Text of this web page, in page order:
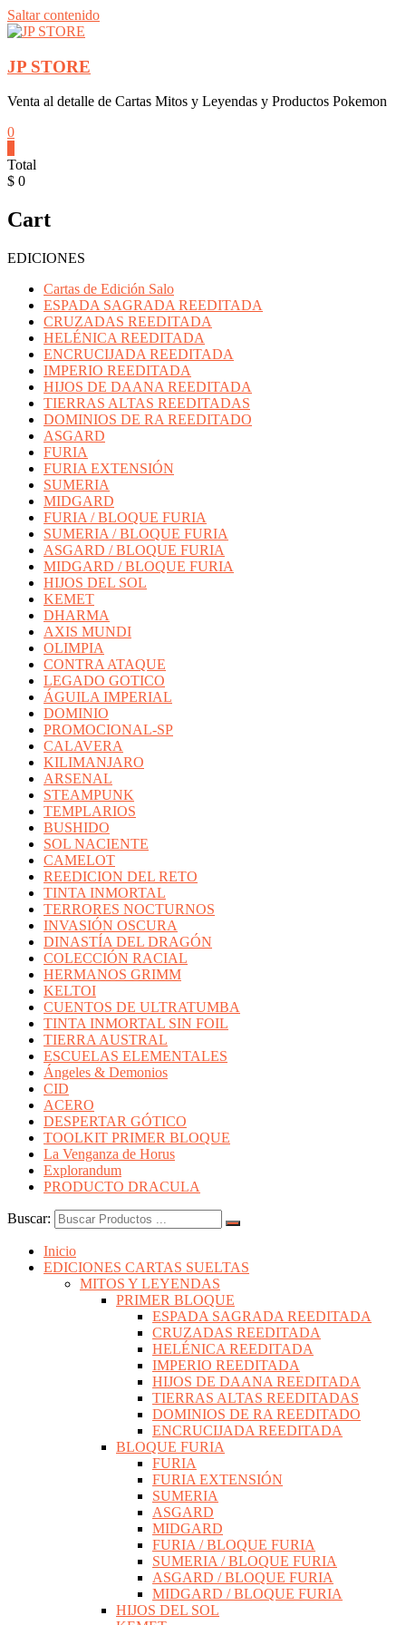
Saltar contenido
JP STORE
Venta al detalle de Cartas Mitos y Leyendas y Productos Pokemon
0
Total
$ 0
Cart
EDICIONES
Cartas de Edición Salo
ESPADA SAGRADA REEDITADA
CRUZADAS REEDITADA
HELÉNICA REEDITADA
ENCRUCIJADA REEDITADA
IMPERIO REEDITADA
HIJOS DE DAANA REEDITADA
TIERRAS ALTAS REEDITADAS
DOMINIOS DE RA REEDITADO
ASGARD
FURIA
FURIA EXTENSIÓN
SUMERIA
MIDGARD
FURIA / BLOQUE FURIA
SUMERIA / BLOQUE FURIA
ASGARD / BLOQUE FURIA
MIDGARD / BLOQUE FURIA
HIJOS DEL SOL
KEMET
DHARMA
AXIS MUNDI
OLIMPIA
CONTRA ATAQUE
LEGADO GOTICO
ÁGUILA IMPERIAL
DOMINIO
PROMOCIONAL-SP
CALAVERA
KILIMANJARO
ARSENAL
STEAMPUNK
TEMPLARIOS
BUSHIDO
SOL NACIENTE
CAMELOT
REEDICION DEL RETO
TINTA INMORTAL
TERRORES NOCTURNOS
INVASIÓN OSCURA
DINASTÍA DEL DRAGÓN
COLECCIÓN RACIAL
HERMANOS GRIMM
KELTOI
CUENTOS DE ULTRATUMBA
TINTA INMORTAL SIN FOIL
TIERRA AUSTRAL
ESCUELAS ELEMENTALES
Ángeles & Demonios
CID
ACERO
DESPERTAR GÓTICO
TOOLKIT PRIMER BLOQUE
La Venganza de Horus
Explorandum
PRODUCTO DRACULA
Buscar:
Inicio
EDICIONES CARTAS SUELTAS
MITOS Y LEYENDAS
PRIMER BLOQUE
ESPADA SAGRADA REEDITADA
CRUZADAS REEDITADA
HELÉNICA REEDITADA
IMPERIO REEDITADA
HIJOS DE DAANA REEDITADA
TIERRAS ALTAS REEDITADAS
DOMINIOS DE RA REEDITADO
ENCRUCIJADA REEDITADA
BLOQUE FURIA
FURIA
FURIA EXTENSIÓN
SUMERIA
ASGARD
MIDGARD
FURIA / BLOQUE FURIA
SUMERIA / BLOQUE FURIA
ASGARD / BLOQUE FURIA
MIDGARD / BLOQUE FURIA
HIJOS DEL SOL